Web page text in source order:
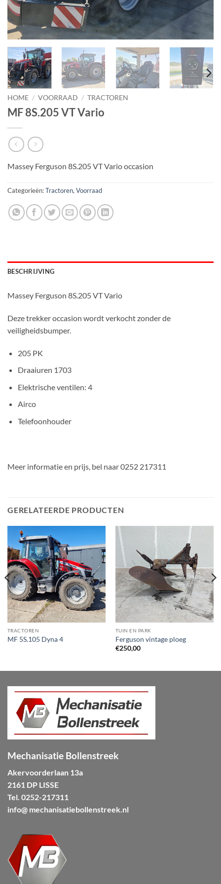
HOME / VOORRAAD / TRACTOREN
MF 8S.205 VT Vario
Massey Ferguson 8S.205 VT Vario occasion
Categorieën:Tractoren, Voorraad
BESCHRIJVING
Massey Ferguson 8S.205 VT Vario
Deze trekker occasion wordt verkocht zonder de
veiligheidsbumper.
205 PK
Draaiuren 1703
Elektrische ventilen: 4
Airco
Telefoonhouder
Meer informatie en prijs, bel naar 0252 217311
GERELATEERDE PRODUCTEN
TRACTOREN
MF 5S.105 Dyna 4
TUIN EN PARK
Ferguson vintage ploeg
€250,00
Mechanisatie Bollenstreek
Akervoorderlaan 13a
2161 DP LISSE
Tel. 0252-217311
info@ mechanisatiebollenstreek.nl